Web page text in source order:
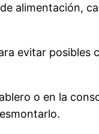
alimentación,
evitar posibles
o en la